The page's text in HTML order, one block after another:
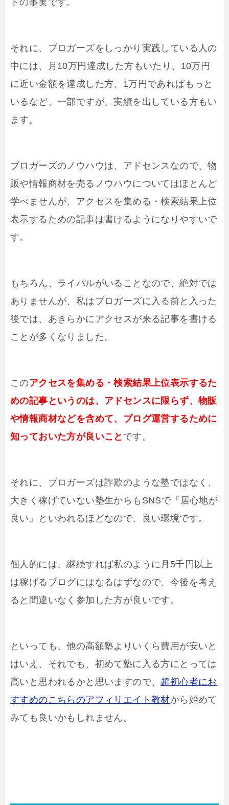
トの事実です。
それに、ブロガーズをしっかり実践している人の
中には、月10万円達成した方もいたり、10万円
に近い金額を達成した方、1万円であればもっと
いるなど、一部ですが、実績を出している方もい
ます。
ブロガーズのノウハウは、アドセンスなので、物
販や情報商材を売るノウハウについてはほとんど
学べませんが、アクセスを集める・検索結果上位
表示するための記事は書けるようになりやすいで
す。
もちろん、ライバルがいることなので、絶対では
ありませんが、私はブロガーズに入る前と入った
後では、あきらかにアクセスが来る記事を書ける
ことが多くなりました。
このアクセスを集める・検索結果上位表示するた
めの記事というのは、アドセンスに限らず、物販
や情報商材などを含めて、ブログ運営するために
知っておいた方が良いこと です。
それに、ブロガーズは詐欺のような塾ではなく、
大きく稼げていない塾生からもSNSで『居心地が
良い』といわれるほどなので、良い環境です。
個人的には、継続すれば私のように月5千円以上
は稼げるブログにはなるはずなので、今後を考え
ると間違いなく参加した方が良いです。
といっても、他の高額塾よりいくら費用が安いと
はいえ、それでも、初めて塾に入る方にとっては
高いと思われるかと思いますので、 超初心者にお
すすめのこちらのアフィリエイト教材から始めて
みても良いかもしれません。